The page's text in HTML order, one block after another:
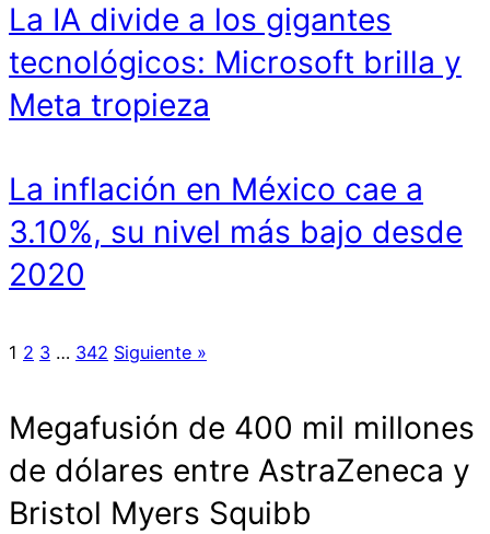
La IA divide a los gigantes
tecnológicos: Microsoft brilla y
Meta tropieza
La inflación en México cae a
3.10%, su nivel más bajo desde
2020
1 2 3 … 342 Siguiente »
Megafusión de 400 mil millones
de dólares entre AstraZeneca y
Bristol Myers Squibb